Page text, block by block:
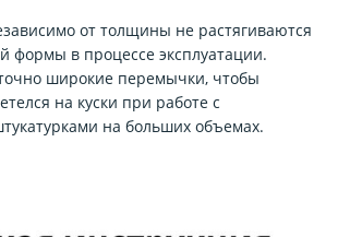
от толщины не растягиваются
формы в процессе эксплуатации.
широкие перемычки, чтобы
на куски при работе с
на больших объемах.